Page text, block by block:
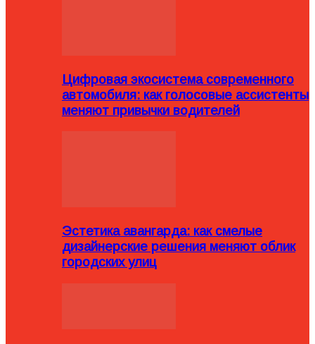
Цифровая экосистема современного
автомобиля: как голосовые ассистенты
меняют привычки водителей
Эстетика авангарда: как смелые
дизайнерские решения меняют облик
городских улиц